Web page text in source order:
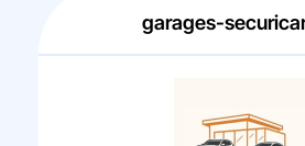
garages-